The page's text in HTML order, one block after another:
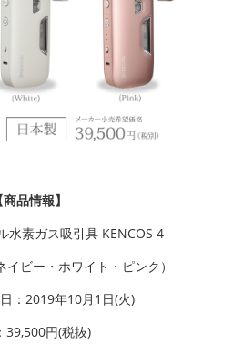
商品情報】
水素ガス吸引具 KENCOS 4
ビー・ホワイト・ピンク）
：2019年10月1日(火)
39,500円(税抜)